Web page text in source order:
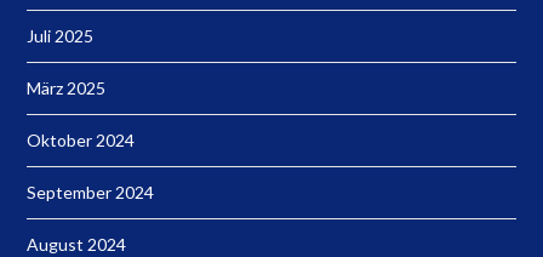
Juli 2025
März 2025
Oktober 2024
September 2024
August 2024